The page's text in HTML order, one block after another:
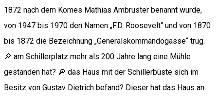
1872 nach dem Komes Mathias Ambruster benannt wurde,
von 1947 bis 1970 den Namen „F.D. Roosevelt“ und von 1870
bis 1872 die Bezeichnung „Generalskommandogasse“ trug.
🔎 am Schillerplatz mehr als 200 Jahre lang eine Mühle
gestanden hat? 🔎 das Haus mit der Schillerbüste sich im
Besitz von Gustav Dietrich befand? Dieser hat das Haus an